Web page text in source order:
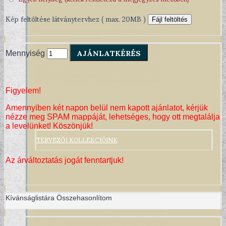
TERVEZŐI KOLLEKCIÓINK
Kép feltöltése látványtervhez ( max. 20MB ) Fájl feltöltés
Mennyiség AJÁNLATKÉRÉS
Figyelem!
Amennyiben két napon belül nem kapott ajánlatot, kérjük
nézze meg SPAM mappáját, lehetséges, hogy ott megtalálja
a levelünket! Köszönjük!
Az árváltoztatás jogát fenntartjuk!
Kívánságlistára Összehasonlítom